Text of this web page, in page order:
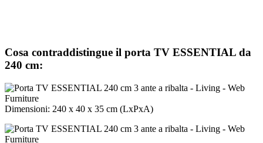
Cosa contraddistingue il porta TV ESSENTIAL da
240 cm:
Dimensioni: 240 x 40 x 35 cm (LxPxA)